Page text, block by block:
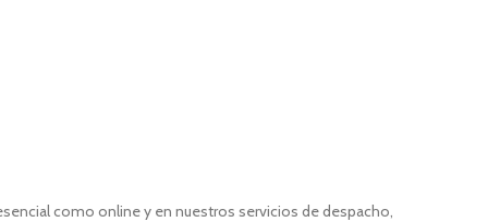
como online y en nuestros servicios de despacho,